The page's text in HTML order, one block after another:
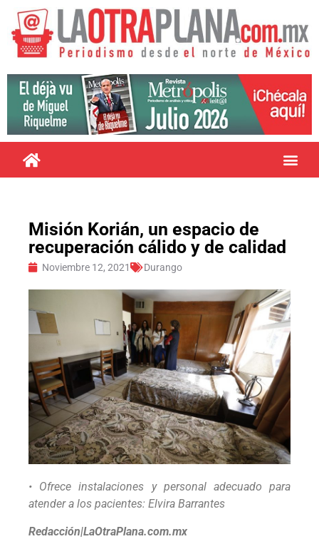
Misión Korián, un espacio de
recuperación cálido y de calidad
Noviembre 12, 2021 Durango
• Ofrece instalaciones y personal adecuado para
atender a los pacientes: Elvira Barrantes
Redacción|LaOtraPlana.com.mx